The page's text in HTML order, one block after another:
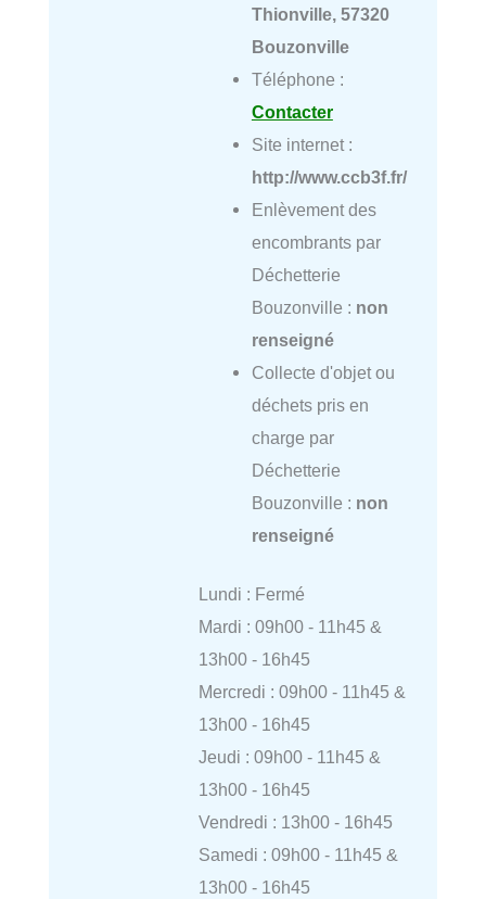
Thionville, 57320
Bouzonville
Téléphone :
Contacter
Site internet :
http://www.ccb3f.fr/
Enlèvement des
encombrants par
Déchetterie
Bouzonville : non
renseigné
Collecte d'objet ou
déchets pris en
charge par
Déchetterie
Bouzonville : non
renseigné
Lundi : Fermé
Mardi : 09h00 - 11h45 &
13h00 - 16h45
Mercredi : 09h00 - 11h45 &
13h00 - 16h45
Jeudi : 09h00 - 11h45 &
13h00 - 16h45
Vendredi : 13h00 - 16h45
Samedi : 09h00 - 11h45 &
13h00 - 16h45